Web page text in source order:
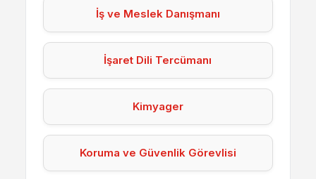
İş ve Meslek Danışmanı
İşaret Dili Tercümanı
Kimyager
Koruma ve Güvenlik Görevlisi